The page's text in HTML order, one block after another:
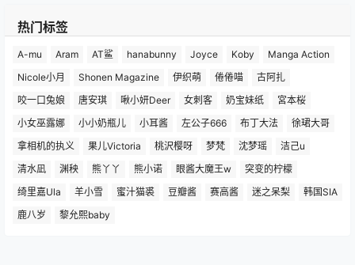
热门标签
A-mu Aram AT鲨 hanabunny Joyce Koby
Manga Action
Nicole小月
Shonen Magazine 伊织萌 倦倦喵
古阿扎
咬一口兔娘
唐安琪 啾小妍Deer 女刺客 奶宝妹纸
宮本桜
小女巫露娜
小小奶瓶儿 小耳酱 左公子666 布丁大法
徐珺大哥
拿相机的执义
果儿Victoria 桃沢樱呀 梦梵 沈梦瑶
洁己u
清水凪
渊秧 熊丫丫 熊小诺 眼酱大魔王w
突变的柠檬
绮里嘉Ula
羊小雪 蜜汁猫裘 豆瓣酱 赛高酱 迷之呆梨
韩国SIA
鹿八岁
黎允熙baby